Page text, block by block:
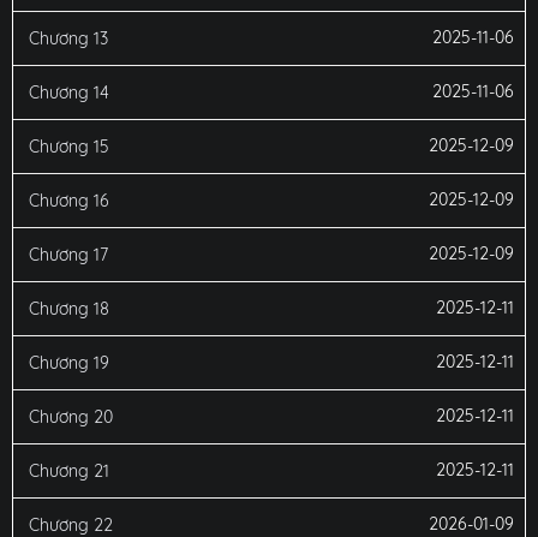
Chương 13 2025-11-06
Chương 14 2025-11-06
Chương 15 2025-12-09
Chương 16 2025-12-09
Chương 17 2025-12-09
Chương 18 2025-12-11
Chương 19 2025-12-11
Chương 20 2025-12-11
Chương 21 2025-12-11
Chương 22 2026-01-09